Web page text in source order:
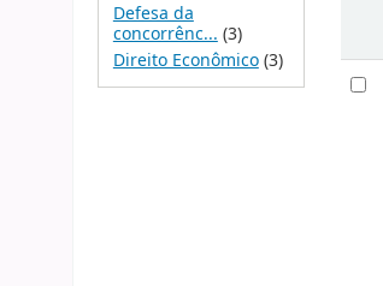
Defesa da
concorrênc...(3)
Direito Econômico(3)